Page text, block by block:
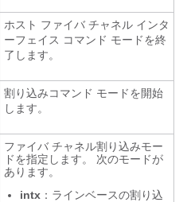
ホスト ファイバ チャネル インタ
ーフェイス コマンド モードを終
了します。
割り込みコマンド モードを開始
します。
ファイバ チャネル割り込みモー
ドを指定します。 次のモードが
あります。
intx ：ラインベースの割り込